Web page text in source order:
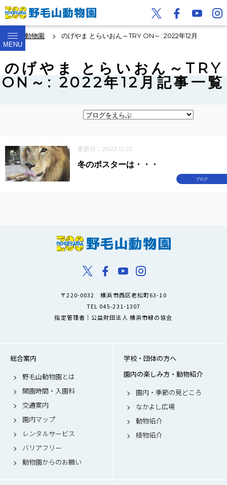
MENU
野毛山動物園 のげやま とらいおん～TRY ON～: 2022年12月
のげやま とらいおん～TRY
ON～: 2022年12月記事一覧
更新日：2022.12.22
ブログ
冬のポスターは・・・
〒220-0032 横浜市西区老松町63-10
TEL 045-231-1307
指定管理者｜公益財団法人 横浜市緑の協会
総合案内
野毛山動物園とは
開園時間・入園料
交通案内
園内マップ
レンタルサービス
バリアフリー
動物園からのお願い
学校・団体の方へ
園内の楽しみ方・動物紹介
園内・季節の見どころ
なかよし広場
動物紹介
植物紹介